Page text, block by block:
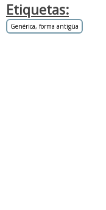
Etiquetas:
Genérica, forma antigüa